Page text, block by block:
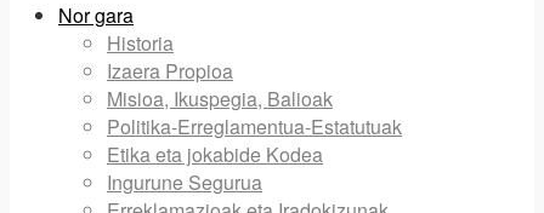
Nor gara
Historia
Izaera Propioa
Misioa, Ikuspegia, Balioak
Politika-Erreglamentua-Estatutuak
Etika eta jokabide Kodea
Ingurune Segurua